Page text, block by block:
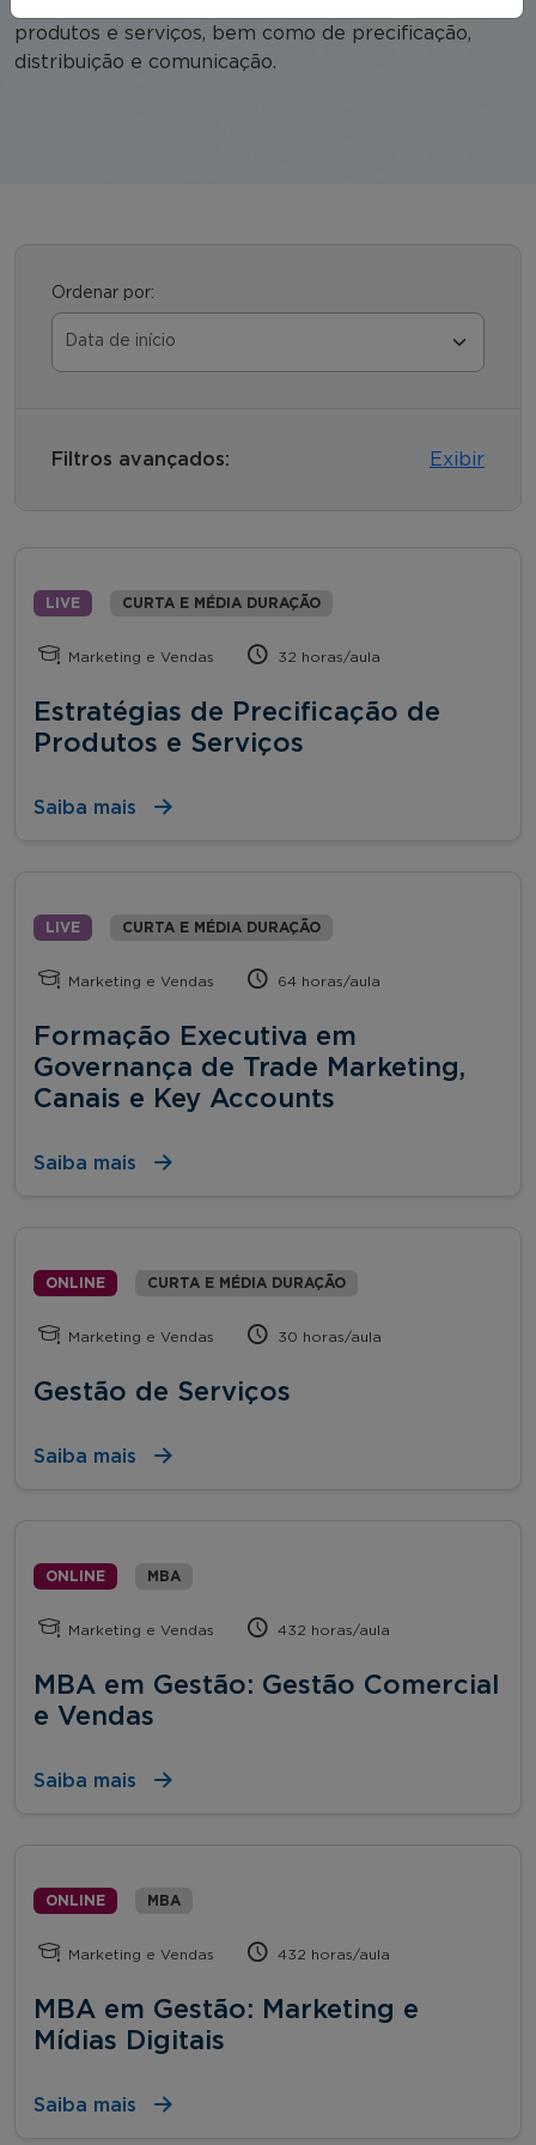
produtos e serviços, bem como de precificação,
distribuição e comunicação.
Ordenar por:
Filtros avançados: Exibir
LIVE CURTA E MÉDIA DURAÇÃO
Marketing e Vendas 32 horas/aula
Estratégias de Precificação de
Produtos e Serviços
Saiba mais
LIVE CURTA E MÉDIA DURAÇÃO
Marketing e Vendas 64 horas/aula
Formação Executiva em
Governança de Trade Marketing,
Canais e Key Accounts
Saiba mais
ONLINE CURTA E MÉDIA DURAÇÃO
Marketing e Vendas 30 horas/aula
Gestão de Serviços
Saiba mais
ONLINE MBA
Marketing e Vendas 432 horas/aula
MBA em Gestão: Gestão Comercial
e Vendas
Saiba mais
ONLINE MBA
Marketing e Vendas 432 horas/aula
MBA em Gestão: Marketing e
Mídias Digitais
Saiba mais